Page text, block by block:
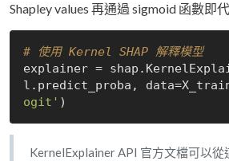
Shapley values 再通過 sigmoid 函數即
# 使用 Kernel SHAP 解釋模型
explainer =
l.predict_proba,
ogit'
KernelExplainer API 官方文檔可以從